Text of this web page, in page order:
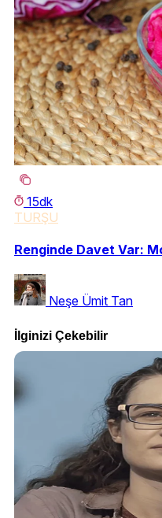
15dk
TURŞU
Renginde Davet Var:
Neşe Ümit Tan